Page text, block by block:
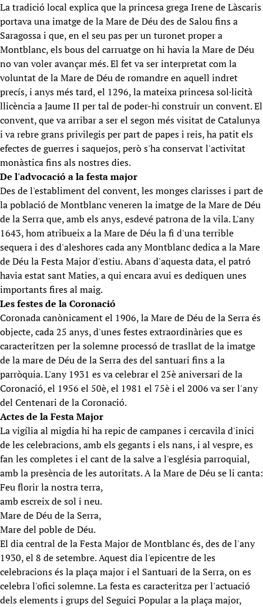
La tradició local explica que la princesa grega Irene de Làscaris
portava una imatge de la Mare de Déu des de Salou fins a
Saragossa i que, en el seu pas per un turonet proper a
Montblanc, els bous del carruatge on hi havia la Mare de Déu
no van voler avançar més. El fet va ser interpretat com la
voluntat de la Mare de Déu de romandre en aquell indret
precís, i anys més tard, el 1296, la mateixa princesa sol·licità
llicència a Jaume II per tal de poder-hi construir un convent. El
convent, que va arribar a ser el segon més visitat de Catalunya
i va rebre grans privilegis per part de papes i reis, ha patit els
efectes de guerres i saquejos, però s'ha conservat l'activitat
monàstica fins als nostres dies.
De l'advocació a la festa major
Des de l'establiment del convent, les monges clarisses i part de
la població de Montblanc veneren la imatge de la Mare de Déu
de la Serra que, amb els anys, esdevé patrona de la vila. L'any
1643, hom atribueix a la Mare de Déu la fi d'una terrible
sequera i des d'aleshores cada any Montblanc dedica a la Mare
de Déu la Festa Major d'estiu. Abans d'aquesta data, el patró
havia estat sant Maties, a qui encara avui es dediquen unes
importants fires al maig.
Les festes de la Coronació
Coronada canònicament el 1906, la Mare de Déu de la Serra és
objecte, cada 25 anys, d'unes festes extraordinàries que es
caracteritzen per la solemne processó de trasllat de la imatge
de la mare de Déu de la Serra des del santuari fins a la
parròquia. L'any 1931 es va celebrar el 25è aniversari de la
Coronació, el 1956 el 50è, el 1981 el 75è i el 2006 va ser l'any
del Centenari de la Coronació.
Actes de la Festa Major
La vigília al migdia hi ha repic de campanes i cercavila d'inici
de les celebracions, amb els gegants i els nans, i al vespre, es
fan les completes i el cant de la salve a l'església parroquial,
amb la presència de les autoritats. A la Mare de Déu se li canta:
Feu florir la nostra terra,
amb escreix de sol i neu.
Mare de Déu de la Serra,
Mare del poble de Déu.
El dia central de la Festa Major de Montblanc és, des de l'any
1930, el 8 de setembre. Aquest dia l'epicentre de les
celebracions és la plaça major i el Santuari de la Serra, on es
celebra l'ofici solemne. La festa es caracteritza per l'actuació
dels elements i grups del Seguici Popular a la plaça major,